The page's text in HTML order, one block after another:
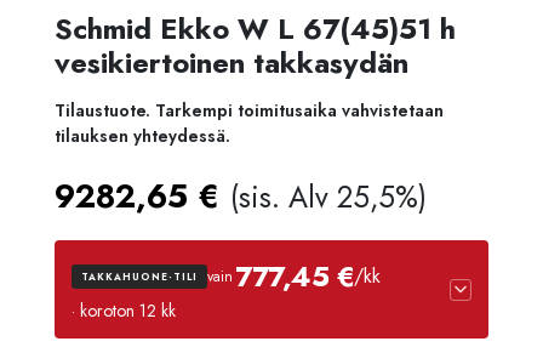
Schmid Ekko W L 67(45)51 h
vesikiertoinen takkasydän
Tilaustuote. Tarkempi toimitusaika vahvistetaan
tilauksen yhteydessä.
9282,65 € (sis. Alv 25,5%)
TAKKAHUONE-TILI vain 777,45 €/kk
· koroton 12 kk